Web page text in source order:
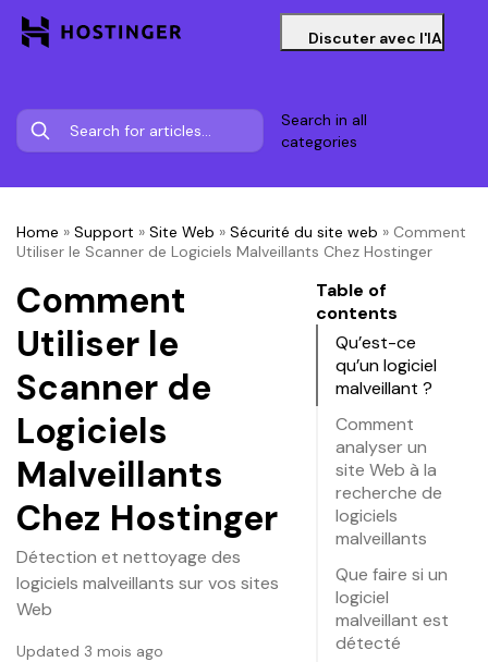
Discuter avec l'IA
Search in all
categories
Home » Support » Site Web » Sécurité du site web » Comment
Utiliser le Scanner de Logiciels Malveillants Chez Hostinger
Comment
Utiliser le
Scanner de
Logiciels
Malveillants
Chez Hostinger
Détection et nettoyage des
logiciels malveillants sur vos sites
Web
Updated 3 mois ago
Table of
contents
Qu’est-ce
qu’un logiciel
malveillant ?
Comment
analyser un
site Web à la
recherche de
logiciels
malveillants
Que faire si un
logiciel
malveillant est
détecté